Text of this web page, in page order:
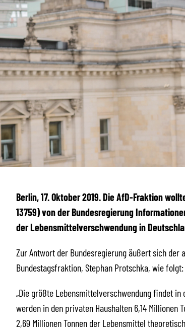
Berlin, 17. Oktober 2019. Die AfD-Fraktion
13759) von der Bundesregierung
der Lebensmittelverschwendung in
Zur Antwort der Bundesregierung äußert sich
Bundestagsfraktion, Stephan Protschka, wie folgt:
„Die größte Lebensmittelverschwendung findet
werden in den privaten Haushalten 6,14 Millionen
2,69 Millionen Tonnen der Lebensmittel